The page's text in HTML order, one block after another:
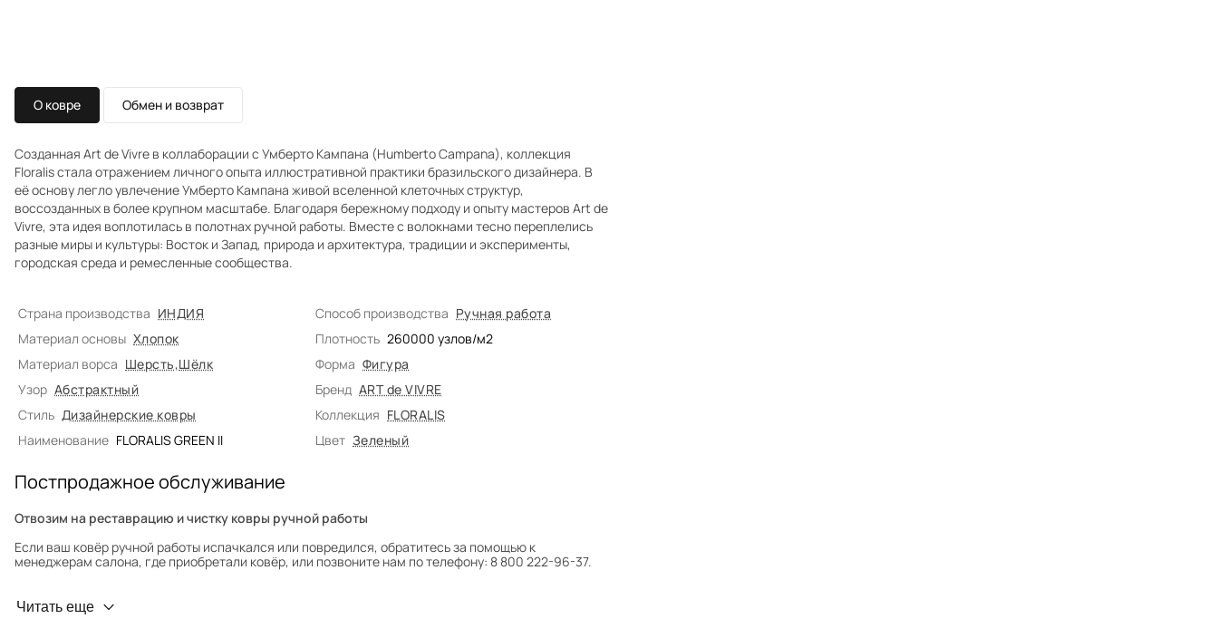
О ковре Обмен и возврат
Созданная Art de Vivre в коллаборации с Умберто Кампана (Humberto Campana), коллекция
Floralis стала отражением личного опыта иллюстративной практики бразильского дизайнера. В
её основу легло увлечение Умберто Кампана живой вселенной клеточных структур,
воссозданных в более крупном масштабе. Благодаря бережному подходу и опыту мастеров Art de
Vivre, эта идея воплотилась в полотнах ручной работы. Вместе с волокнами тесно переплелись
разные миры и культуры: Восток и Запад, природа и архитектура, традиции и эксперименты,
городская среда и ремесленные сообщества.
Страна производства ИНДИЯ Способ производства Ручная работа
Материал основы Хлопок Плотность 260000 узлов/м2
Материал ворса Шерсть,Шёлк Форма Фигура
Узор Абстрактный Бренд ART de VIVRE
Стиль Дизайнерские ковры Коллекция FLORALIS
Наименование FLORALIS GREEN II Цвет Зеленый
Постпродажное обслуживание
Отвозим на реставрацию и чистку ковры ручной работы
Если ваш ковёр ручной работы испачкался или повредился, обратитесь за помощью к
менеджерам салона, где приобретали ковёр, или позвоните нам по телефону: 8 800 222-96-37.
Профилактика износа
Читать еще